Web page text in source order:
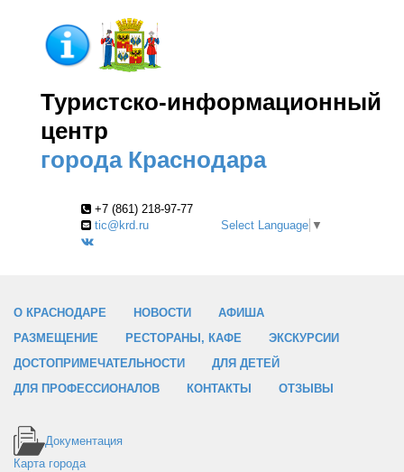
Туристско-информационный
центр
города Краснодара
+7 (861) 218-97-77
tic@krd.ru
Select Language ▼
О КРАСНОДАРЕ НОВОСТИ
АФИША
РАЗМЕЩЕНИЕ
РЕСТОРАНЫ, КАФЕ
ЭКСКУРСИИ
ДОСТОПРИМЕЧАТЕЛЬНОСТИ
ДЛЯ ДЕТЕЙ
ДЛЯ ПРОФЕССИОНАЛОВ
КОНТАКТЫ ОТЗЫВЫ
Документация
Карта города